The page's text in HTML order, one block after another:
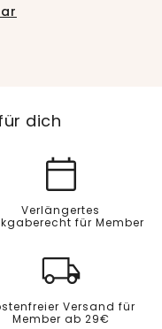
dich
Verlängertes
für Member
Versand für
Member ab 29€